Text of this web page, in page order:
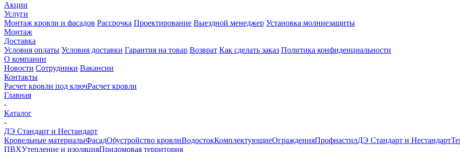
Акции
Услуги
Монтаж кровли и фасадов Рассрочка Проектирование Выездной менеджер Установка молниезащиты
Монтаж
Доставка
Условия оплаты Условия доставки Гарантия на товар Возврат Как сделать заказ Политика конфиденциальности
О компании
Новости Сотрудники Вакансии
Контакты
Расчет кровли под ключРасчет кровли
Главная
-
Каталог
-
ДЭ Стандарт и Нестандарт
Кровельные материалыФасадОбустройство кровлиВодостокКомплектующиеОгражденияПрофнастилДЭ Стандарт и Нестандарт
ПВХУтепление и изоляцияПридомовая территория